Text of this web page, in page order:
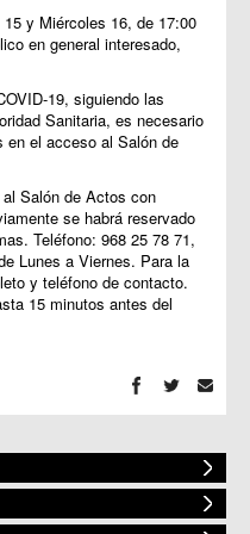
y Miércoles 16, de 17:00
en general interesado,
19, siguiendo las
Sanitaria, es necesario
en el acceso al Salón de
Salón de Actos con
se habrá reservado
Teléfono: 968 25 78 71,
Lunes a Viernes. Para la
y teléfono de contacto.
15 minutos antes del